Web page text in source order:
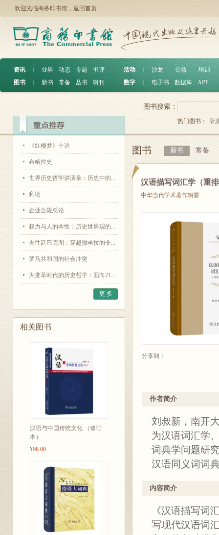
欢迎光临商务印书馆， 返回首页
资讯 ︱ 业界 动态 专题
书评
图书
︱ 新书 常备 丛书 辑刊
活动 沙龙 公益
培训
数字
电子书 数据库 APP
《红楼梦》十讲
布哈拉史
世界历史哲学讲演录：历史中的...
利论
企业合规总论
权力与人的本性：历史世界观的...
去往廷巴克图：穿越撒哈拉的非...
罗马共和国的社会冲突
大变革时代的历史哲学：面向21...
更 多
相关图书
汉语与中国传统文化 （修订
本）
¥98.00
图书搜索：
热门图书： 辞
图书 新书 常备
汉语描写词汇学（重
中华当代学术著作辑要
分享到：
作者简介
刘叔新，南开
为汉语词汇学
词典学问题研
汉语同义词词
内容简介
《汉语描写词
写现代汉语词